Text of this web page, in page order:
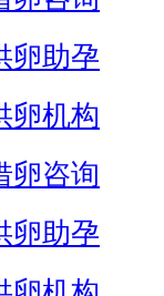
卵助孕
卵机构
卵咨询
卵助孕